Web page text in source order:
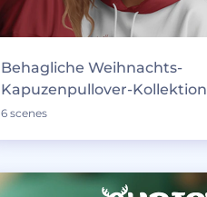
Behagliche Weihnachts-
Kapuzenpullover-Kollektion
6 scenes